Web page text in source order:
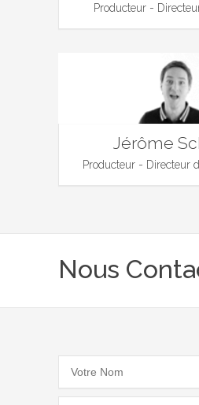
Producteur -
Jérôme
Producteur - Directeur
Nous